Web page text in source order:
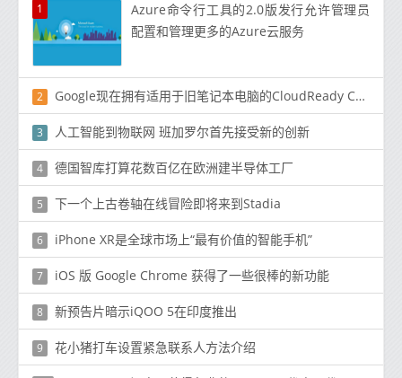
1
Azure命令行工具的2.0版发行允许管理员
配置和管理更多的Azure云服务
2 Google现在拥有适用于旧笔记本电脑的CloudReady Chrome操作系统
3 人工智能到物联网 班加罗尔首先接受新的创新
4 德国智库打算花数百亿在欧洲建半导体工厂
5 下一个上古卷轴在线冒险即将来到Stadia
6 iPhone XR是全球市场上“最有价值的智能手机”
7 iOS 版 Google Chrome 获得了一些很棒的新功能
8 新预告片暗示iQOO 5在印度推出
9 花小猪打车设置紧急联系人方法介绍